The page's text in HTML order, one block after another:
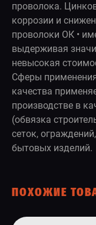
проволока.
коррозии и
проволоки ОК •
выдерживая
невысокая
Сферы
качества
производстве в
(обвязка
сеток,
бытовых изделий.
ПОХОЖИЕ